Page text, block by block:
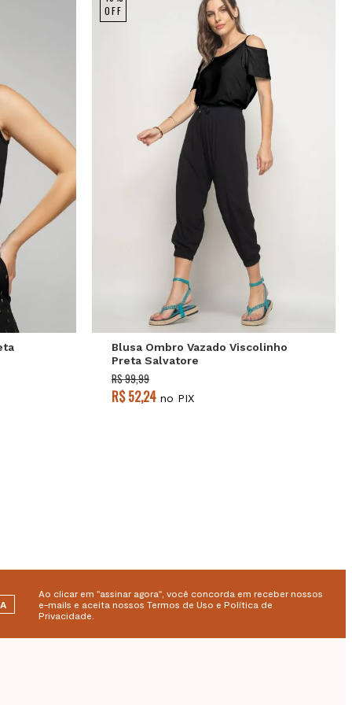
OFF
P G
Blusa Ombro Vazado Viscolinho
Preta Salvatore
R$ 99,99
R$ 52,24 no PIX
Ao clicar em "assinar agora", você concorda em receber nossos
e-mails e aceita nossos Termos de Uso e Política de
Privacidade.